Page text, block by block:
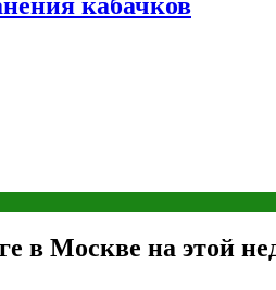
кабачков
в Москве на этой